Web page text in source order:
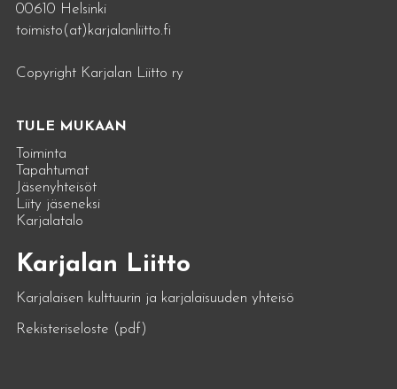
00610 Helsinki
toimisto(at)karjalanliitto.fi
Copyright Karjalan Liitto ry
TULE MUKAAN
Toiminta
Tapahtumat
Jäsenyhteisöt
Liity jäseneksi
Karjalatalo
Karjalan Liitto
Karjalaisen kulttuurin ja karjalaisuuden yhteisö
Rekisteriseloste (pdf)